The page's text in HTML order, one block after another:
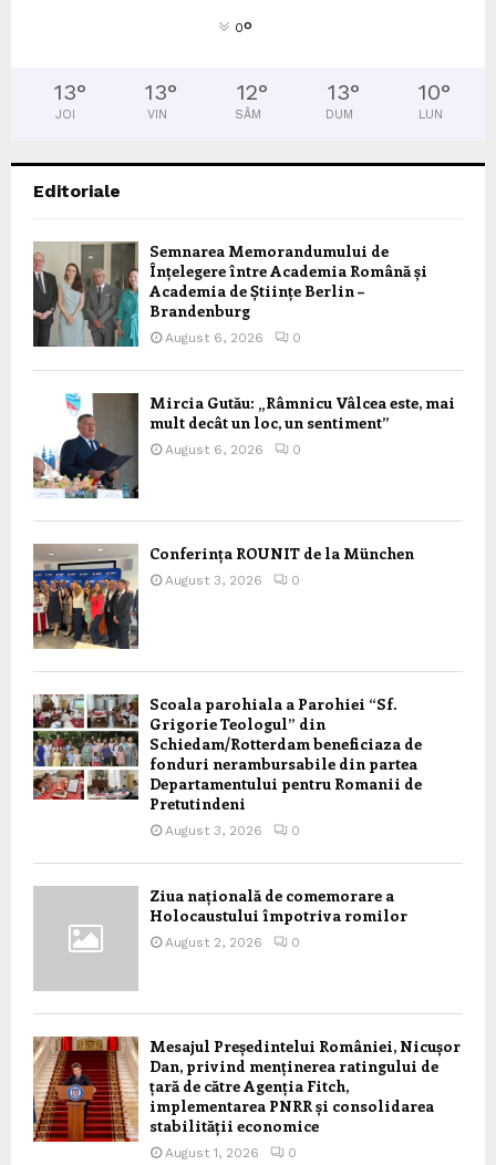
0°
13°
JOI
13°
VIN
12°
SÂM
13°
DUM
10°
LUN
Editoriale
Semnarea Memorandumului de
Înțelegere între Academia Română și
Academia de Științe Berlin –
Brandenburg
August 6, 2026 0
Mircia Gutău: „Râmnicu Vâlcea este, mai
mult decât un loc, un sentiment”
August 6, 2026 0
Conferința ROUNIT de la München
August 3, 2026 0
Scoala parohiala a Parohiei “Sf.
Grigorie Teologul” din
Schiedam/Rotterdam beneficiaza de
fonduri nerambursabile din partea
Departamentului pentru Romanii de
Pretutindeni
August 3, 2026 0
Ziua națională de comemorare a
Holocaustului împotriva romilor
August 2, 2026 0
Mesajul Președintelui României, Nicușor
Dan, privind menținerea ratingului de
țară de către Agenția Fitch,
implementarea PNRR și consolidarea
stabilității economice
August 1, 2026 0